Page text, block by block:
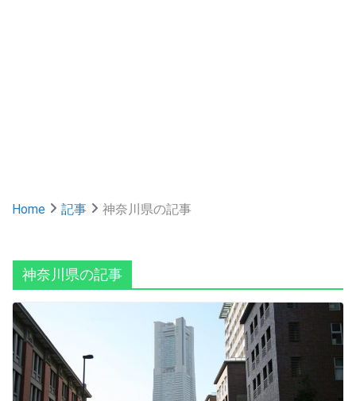
Home 記事 神奈川県の記事
神奈川県の記事